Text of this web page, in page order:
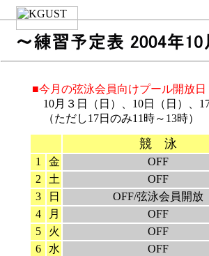
競 泳
1 金 OFF
2
土 OFF
3
日
OFF/弦泳会員開放
4
月 OFF
5
火 OFF
6
水 OFF
■今月の弦泳会員向けプール開放日
10月３日（日）、10日（日）、
（ただし17日のみ11時～13時）